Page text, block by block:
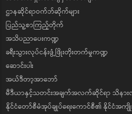
ဌာနဆိုင်ရာဝက်ဘ်ဆိုက်များ
ပြည်သူ့စာကြည့်တိုက်
အသိပညာပေးကဏ္ဍ
ခရီးသွားလုပ်ငန်းဖွံ့ဖြိုးတိုးတက်မှုကဏ္ဍ
ဆောင်းပါး
အယ်ဒီတာ့အာဘော်
မီဒီယာနှင့်သတင်းအချက်အလက်ဆိုင်ရာ သိနာ
နိုင်ငံတော်စီမံအုပ်ချုပ်ရေးကောင်စီ၏ နိုင်ငံအက